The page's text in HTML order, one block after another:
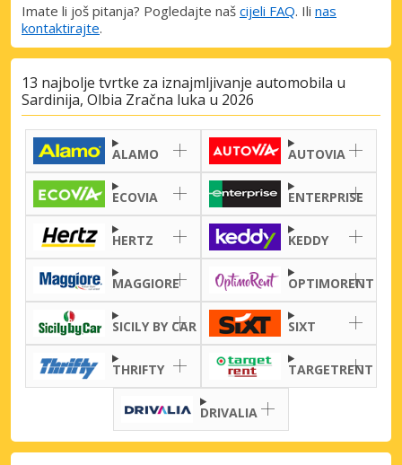
Posebni popusti
Pristupite ekskluzivnim ponudama naših
Imate li još pitanja? Pogledajte naš cijeli FAQ. Ili nas
kontaktirajte.
13 najbolje tvrtke za iznajmljivanje automobila u
Sardinija, Olbia Zračna luka u 2026
ALAMO AUTOVIA
ECOVIA ENTERPRISE
HERTZ KEDDY
MAGGIORE OPTIMORENT
SICILY BY CAR SIXT
THRIFTY TARGETRENT
DRIVALIA